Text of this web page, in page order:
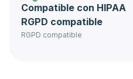
Compatible con HIPAA
RGPD compatible
RGPD compatible